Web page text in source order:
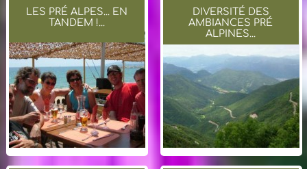
LES PRÉ ALPES... EN
TANDEM !...
DIVERSITÉ DES
AMBIANCES PRÉ
ALPINES...